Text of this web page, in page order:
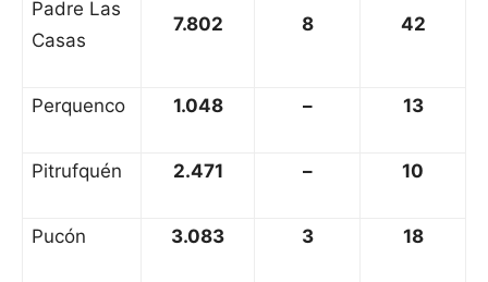
Padre Las
Casas
7.802 8 42
Perquenco 1.048 – 13
Pitrufquén 2.471 – 10
Pucón 3.083 3 18